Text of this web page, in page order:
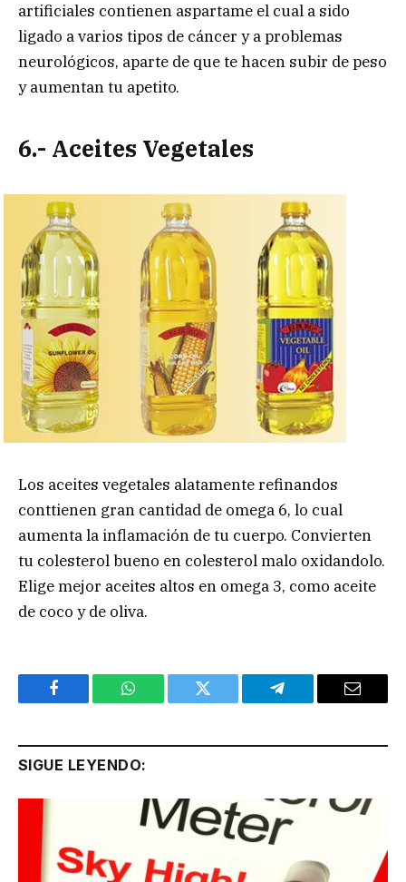
artificiales contienen aspartame el cual a sido
ligado a varios tipos de cáncer y a problemas
neurológicos, aparte de que te hacen subir de peso
y aumentan tu apetito.
6.- Aceites Vegetales
Los aceites vegetales alatamente refinandos
conttienen gran cantidad de omega 6, lo cual
aumenta la inflamación de tu cuerpo. Convierten
tu colesterol bueno en colesterol malo oxidandolo.
Elige mejor aceites altos en omega 3, como aceite
de coco y de oliva.
Facebook WhatsApp Twitter Telegram Email
SIGUE LEYENDO: